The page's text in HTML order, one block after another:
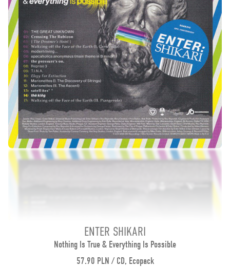
ENTER SHIKARI
Nothing Is True & Everything Is Possible
57.90 PLN / CD, Ecopack